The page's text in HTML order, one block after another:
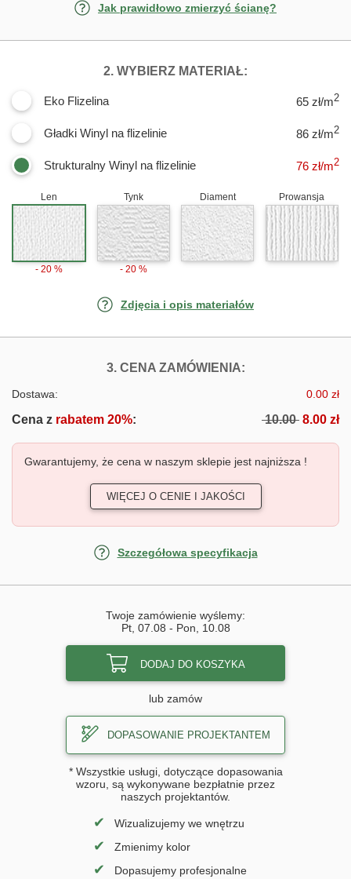
Jak prawidłowo zmierzyć ścianę?
2. WYBIERZ MATERIAŁ:
Eko Flizelina 65 zł/m2
Gładki Winyl na flizelinie 86 zł/m2
Strukturalny Winyl na flizelinie 76 zł/m2
Len
- 20 %
Tynk
- 20 %
Diament Prowansja
Zdjęcia i opis materiałów
3. CENA ZAMÓWIENIA:FOTOTAPETY
Dostawa: 0.00 zł
Cena z rabatem 20%: 10.00 8.00 zł
Gwarantujemy, że cena w naszym sklepie jest najniższa !
WIĘCEJ O CENIE I JAKOŚCI
Szczegółowa specyfikacja
Twoje zamówienie wyślemy:
Pt, 07.08 - Pon, 10.08
DODAJ DO KOSZYKA
lub zamów
DOPASOWANIE PROJEKTANTEM
* Wszystkie usługi, dotyczące dopasowania
wzoru, są wykonywane bezpłatnie przez
naszych projektantów.
✔ Wizualizujemy we wnętrzu
✔ Zmienimy kolor
✔ Dopasujemy profesjonalne